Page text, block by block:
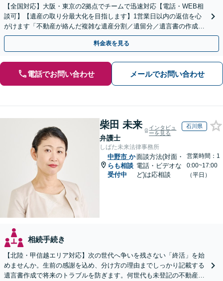
【全国対応】大阪・東京の2拠点でチームで迅速対応【電話・WEB相
談可】【遺産の取り分最大化を目指します】1営業日以内の返信を心
がけます「不動産が絡んだ複雑な遺産分割／遺留分／遺言書の作成・
執行／事業承継など、お任せください」【休日相談あり】
料金表を見る
電話でお問い合わせ メールでお問い合わせ
柴田 未来
弁護士
インタビュ
ーを見る
石川県
しばた未来法律事務所
中野市 か
らも相談
受付中
面談方法(対面・
電話・ビデオな
ど)は応相談
営業時間：1
0:00~17:00
（平日）
相続手続き
【北陸・甲信越エリア対応】次の世代へ争いを残さない「終活」を始
めませんか。生前の感謝を込め、分け方の理由までしっかり記載する
遺言書作成で将来のトラブルを防ぎます。何世代も未登記の不動産問